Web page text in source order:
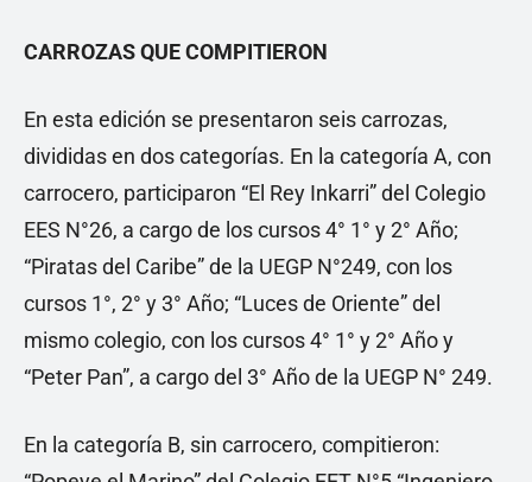
CARROZAS QUE COMPITIERON
En esta edición se presentaron seis carrozas,
divididas en dos categorías. En la categoría A, con
carrocero, participaron “El Rey Inkarri” del Colegio
EES N°26, a cargo de los cursos 4° 1° y 2° Año;
“Piratas del Caribe” de la UEGP N°249, con los
cursos 1°, 2° y 3° Año; “Luces de Oriente” del
mismo colegio, con los cursos 4° 1° y 2° Año y
“Peter Pan”, a cargo del 3° Año de la UEGP N° 249.
En la categoría B, sin carrocero, compitieron: